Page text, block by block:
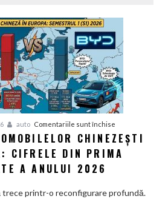
auto Comentariile sunt închise
Ofensiva
Automobilelor
Europa:
CHINEZEȘTI
CIFRELE DIN PRIMA
A ANULUI 2026
trece printr-o reconfigurare profundă.